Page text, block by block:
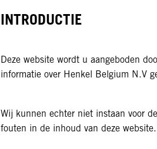
INTRODUCTIE
Deze website wordt u aangeboden
informatie over Henkel Belgium N.V
Wij kunnen echter niet instaan voor
fouten in de inhoud van deze